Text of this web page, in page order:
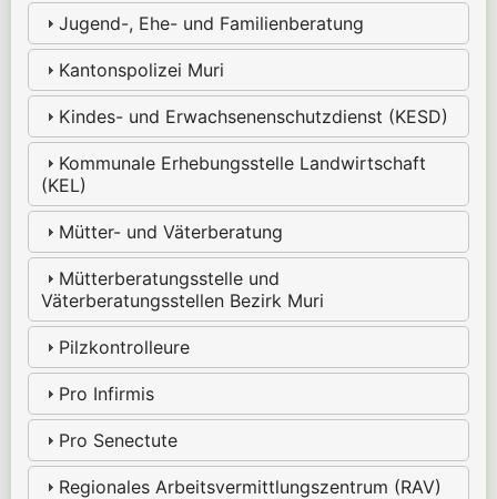
Jugend-, Ehe- und Familienberatung
Kantonspolizei Muri
Kindes- und Erwachsenenschutzdienst (KESD)
Kommunale Erhebungsstelle Landwirtschaft
(KEL)
Mütter- und Väterberatung
Mütterberatungsstelle und
Väterberatungsstellen Bezirk Muri
Pilzkontrolleure
Pro Infirmis
Pro Senectute
Regionales Arbeitsvermittlungszentrum (RAV)